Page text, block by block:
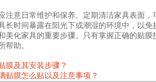
注意日常维护和保养。定期清洁家具表面
时间暴露在阳光下或潮湿的环境中，以免
美化家具的重要步骤。只有掌握正确的贴
帮助。
膜及其安装步骤？
贴膜怎么贴以及注意事项？